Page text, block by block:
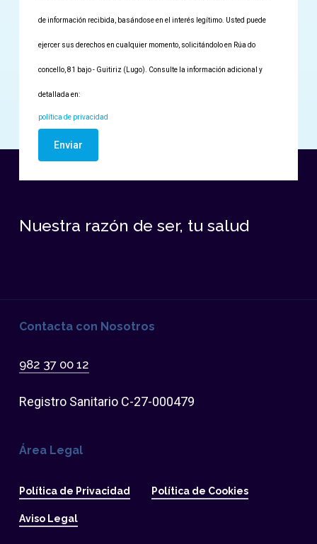
de información recibida, basándose en el interés legítimo. Usted puede
ejercer sus derechos en cualquier momento, solicitándolo en Rúa do
concello, 81 bajo - Guitiriz (Lugo). Consulte la información adicional y
detallada en:
política de privacidad
Nuestra razón de ser, tu salud
Contacta con Nosotros
982 37 00 12
Registro Sanitario C-27-000479
Área Legal
Política de Privacidad Política de Cookies
Aviso Legal